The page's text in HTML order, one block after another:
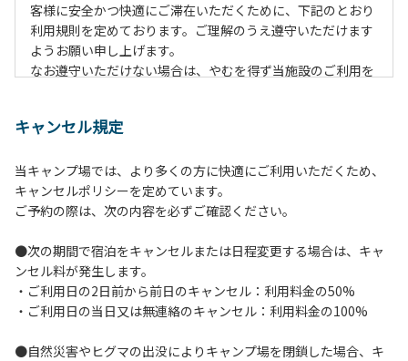
客様に安全かつ快適にご滞在いただくために、下記のとおり
利用規則を定めております。ご理解のうえ遵守いただけます
ようお願い申し上げます。
なお遵守いただけない場合は、やむを得ず当施設のご利用を
【ご利用上の注意事項ならびに禁止事項】
２.安全管理上、お子様の単独での行動はご遠慮ください。
３.調度品などの持ち出しはしないでください。
４.午後10時以降の花火の使用は禁止です。
使用、夜間の大声での談笑等）や他人に嫌悪感を与えるよう
な行為はお止めください。
６.芝生や地面での直火による焚き火、BBQ、キャンプファ
イヤーは禁止します。
台の利用後は炭の鎮火の確認をお願いいたします。
キャンセル規定
当キャンプ場では、より多くの方に快適にご利用いただくため、
キャンセルポリシーを定めています。
ご予約の際は、次の内容を必ずご確認ください。
●次の期間で宿泊をキャンセルまたは日程変更する場合は、キャ
ンセル料が発生します。
・ご利用日の2日前から前日のキャンセル：利用料金の50%
・ご利用日の当日又は無連絡のキャンセル：利用料金の100%
●自然災害やヒグマの出没によりキャンプ場を閉鎖した場合、キ